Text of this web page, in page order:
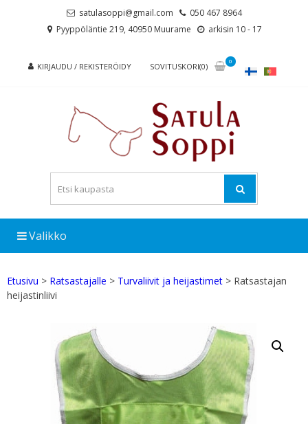
satulasoppi@gmail.com
050 467 8964
Pyyppöläntie 219, 40950 Muurame
arkisin 10 - 17
KIRJAUDU / REKISTERÖIDY SOVITUSKORI(0)
0
Valikko
Etusivu > Ratsastajalle > Turvaliivit ja heijastimet > Ratsastajan
heijastinliivi